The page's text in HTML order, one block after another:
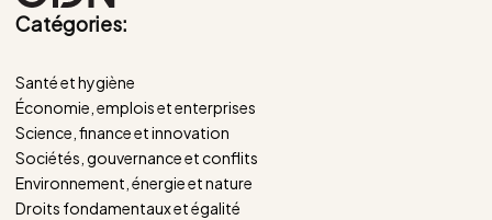
Catégories:
Santé et hygiène
Économie, emplois et enterprises
Science, finance et innovation
Sociétés, gouvernance et conflits
Environnement, énergie et nature
Droits fondamentaux et égalité